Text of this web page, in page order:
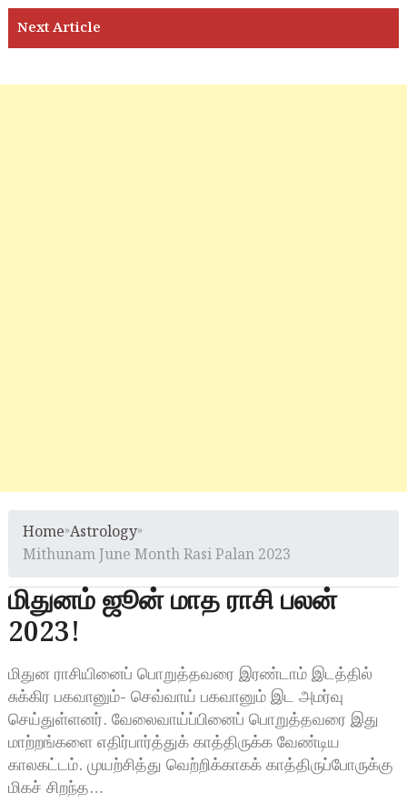
Home»Astrology»
Mithunam June Month Rasi Palan 2023
மிதுனம் ஜூன் மாத ராசி பலன்
2023!
மிதுன ராசியினைப் பொறுத்தவரை இரண்டாம் இடத்தில்
சுக்கிர பகவானும்- செவ்வாய் பகவானும் இட அமர்வு
செய்துள்ளனர். வேலைவாய்ப்பினைப் பொறுத்தவரை இது
மாற்றங்களை எதிர்பார்த்துக் காத்திருக்க வேண்டிய
காலகட்டம். முயற்சித்து வெற்றிக்காகக் காத்திருப்போருக்கு
மிகச் சிறந்த…